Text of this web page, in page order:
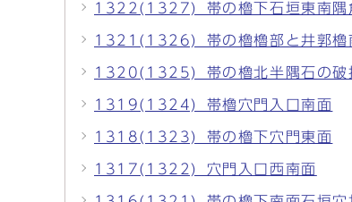
1322(1327)_帯の櫓下石垣東南隅
1321(1326)_帯の櫓櫓部と井郭櫓
1320(1325)_帯の櫓北半隅石の破
1319(1324)_帯櫓穴門入口南面
1318(1323)_帯の櫓下穴門東面
1317(1322)_穴門入口西南面